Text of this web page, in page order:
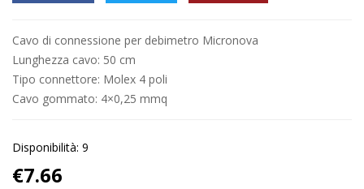
Cavo di connessione per debimetro Micronova
Lunghezza cavo: 50 cm
Tipo connettore: Molex 4 poli
Cavo gommato: 4×0,25 mmq
Disponibilità: 9
€7.66